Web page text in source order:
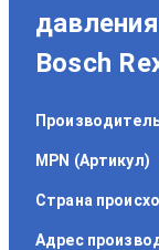
Bosch
MPN (Артикул)
Страна
Адрес